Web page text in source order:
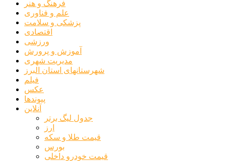
فرهنگ و هنر
علم و فناوری
پزشکی و سلامت
اقتصادی
ورزشی
آموزش و پرورش
مدیریت شهری
شهرستانهای استان البرز
فیلم
عکس
پیوندها
آنلاین
جدول لیگ برتر
ارز
قیمت طلا و سکه
بورس
قیمت خودرو داخلی